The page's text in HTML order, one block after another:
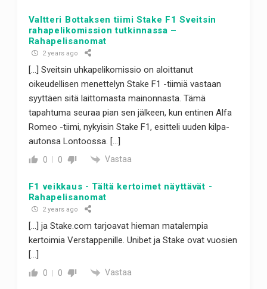
Valtteri Bottaksen tiimi Stake F1 Sveitsin
rahapelikomission tutkinnassa –
Rahapelisanomat
2 years ago
[…] Sveitsin uhkapelikomissio on aloittanut
oikeudellisen menettelyn Stake F1 -tiimiä vastaan
syyttäen sitä laittomasta mainonnasta. Tämä
tapahtuma seuraa pian sen jälkeen, kun entinen Alfa
Romeo -tiimi, nykyisin Stake F1, esitteli uuden kilpa-
autonsa Lontoossa. […]
0 0 Vastaa
F1 veikkaus - Tältä kertoimet näyttävät -
Rahapelisanomat
2 years ago
[…] ja Stake.com tarjoavat hieman matalempia
kertoimia Verstappenille. Unibet ja Stake ovat vuosien
[…]
0 0 Vastaa